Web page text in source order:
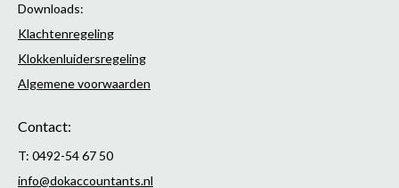
Downloads:
Klachtenregeling
Klokkenluidersregeling
Algemene voorwaarden
Contact:
T: 0492-54 67 50
info@dokaccountants.nl